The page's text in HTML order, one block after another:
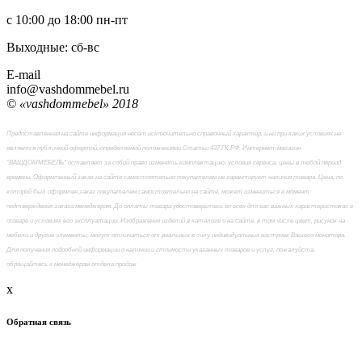
с 10:00 до 18:00 пн-пт
Выходные: сб-вc
E-mail
info@vashdommebel.ru
© «vashdommebel» 2018
Предоставленная на сайте информация несёт исключительно справочный характер, и ни при каких условиях не
является публичной офертой, определяемой положениями Статьи 437 ГК РФ. Интернет-магазин
"ВАШДОММЕБЕЛЬ" оставляет за собой право изменять комплектацию, условия сервиса, цены в любой период
времени. Оформленный заказ на сайте самостоятельно покупателем не гарантирует наличия товара. Цена, по
которой был оформлен заказ покупателем самостоятельно на сайте, может измениться в момент
подтверждения заказа менеджером. До оплаты товара удостоверьтесь во всех для вас важных характеристиках в
товаре и условиях его эксплуатации. Изображения изделий в каталоге и на сайте, в том числе цвет, рисунок на
мебели и другие элементы, могут отличаться от реальных в силу индивидуальных настроек Вашего монитора.
Для получения подробной информации о наличии и стоимости указанных товаров и услуг, пожалуйста,
обращайтесь к менеджерам отдела продаж
x
Обратная связь